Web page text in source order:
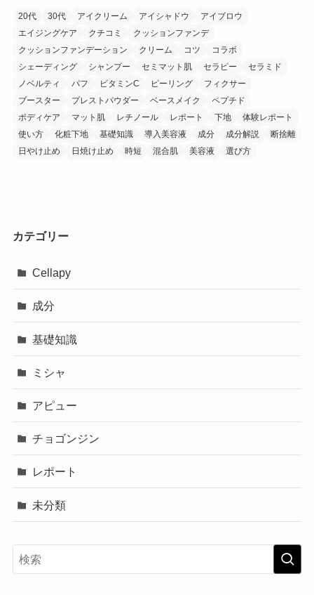
20代 30代 アイクリーム アイシャドウ
アイブロウ
エイジングケア
クチコミ
クッションファンデ
クッションファンデーション
クリーム コツ
コラボ
シェーディング
シャンプー セミマット肌 セラピー
セラミド
ノベルティ
パフ ビタミンC ピーリング
フィクサー
ブースター
プレストパウダー ベースメイク
ペプチド
ボディケア
マット肌 レチノール レポート 下地
体験レポート
使い方
化粧下地 基礎知識 導入美容液 成分 成分解説
断捨離
日やけ止め
日焼け止め 時短 混合肌 美容液 選び方
カテゴリー
Cellapy
成分
基礎知識
ミシャ
アピュー
チョゴンジン
レポート
未分類